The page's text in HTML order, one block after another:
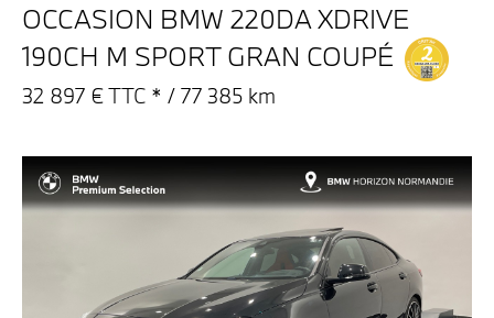
OCCASION BMW 220DA XDRIVE
190CH M SPORT GRAN COUPÉ
32 897 € TTC * / 77 385 km